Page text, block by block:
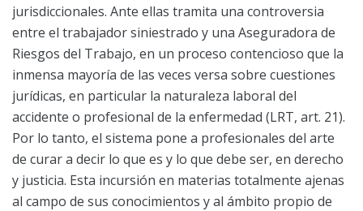
jurisdiccionales. Ante ellas tramita una controversia
entre el trabajador siniestrado y una Aseguradora de
Riesgos del Trabajo, en un proceso contencioso que la
inmensa mayoría de las veces versa sobre cuestiones
jurídicas, en particular la naturaleza laboral del
accidente o profesional de la enfermedad (LRT, art. 21).
Por lo tanto, el sistema pone a profesionales del arte
de curar a decir lo que es y lo que debe ser, en derecho
y justicia. Esta incursión en materias totalmente ajenas
al campo de sus conocimientos y al ámbito propio de